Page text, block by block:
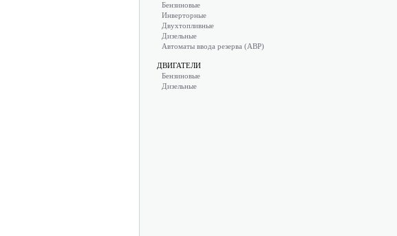
Бензиновые
Инверторные
Двухтопливные
Дизельные
Автоматы ввода резерва (АВР)
ДВИГАТЕЛИ
Бензиновые
Дизельные